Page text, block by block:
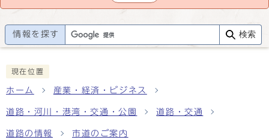
情報を探す 検索
現在位置
ホーム 産業・経済・ビジネス
道路・河川・港湾・交通・公園 道路・交通
道路の情報 市道のご案内